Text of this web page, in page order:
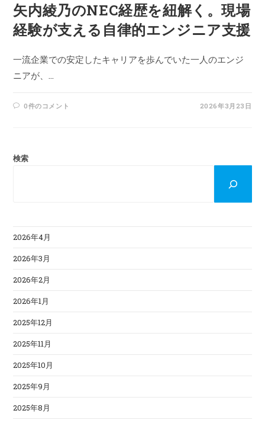
矢内綾乃のNEC経歴を紐解く。現場
経験が支える自律的エンジニア支援
一流企業での安定したキャリアを歩んでいた一人のエンジ
ニアが、…
0件のコメント 2026年3月23日
検索
2026年4月
2026年3月
2026年2月
2026年1月
2025年12月
2025年11月
2025年10月
2025年9月
2025年8月